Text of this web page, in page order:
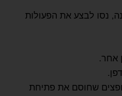
נסו לבצע את הפעולות
שחוסם את פתיחת